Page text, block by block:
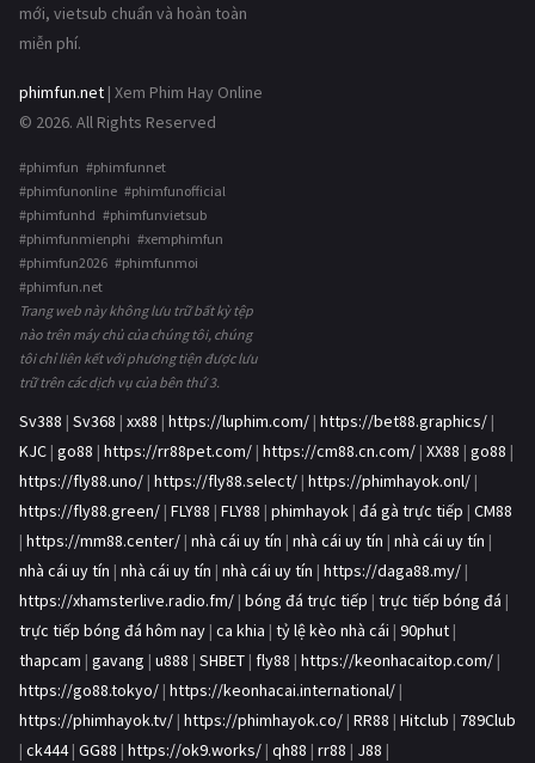
mới, vietsub chuẩn và hoàn toàn
miễn phí.
phimfun.net | Xem Phim Hay Online
© 2026. All Rights Reserved
#phimfun #phimfunnet
#phimfunonline #phimfunofficial
#phimfunhd #phimfunvietsub
#phimfunmienphi #xemphimfun
#phimfun2026 #phimfunmoi
#phimfun.net
Trang web này không lưu trữ bất kỳ tệp
nào trên máy chủ của chúng tôi, chúng
tôi chỉ liên kết với phương tiện được lưu
trữ trên các dịch vụ của bên thứ 3.
Sv388 | Sv368 | xx88 | https://luphim.com/ | https://bet88.graphics/ |
KJC | go88 | https://rr88pet.com/ | https://cm88.cn.com/ | XX88 | go88 |
https://fly88.uno/ | https://fly88.select/ | https://phimhayok.onl/ |
https://fly88.green/ | FLY88 | FLY88 | phimhayok | đá gà trực tiếp | CM88
| https://mm88.center/ | nhà cái uy tín | nhà cái uy tín | nhà cái uy tín |
nhà cái uy tín | nhà cái uy tín | nhà cái uy tín | https://daga88.my/ |
https://xhamsterlive.radio.fm/ | bóng đá trực tiếp | trực tiếp bóng đá |
trực tiếp bóng đá hôm nay | ca khia | tỷ lệ kèo nhà cái | 90phut |
thapcam | gavang | u888 | SHBET | fly88 | https://keonhacaitop.com/ |
https://go88.tokyo/ | https://keonhacai.international/ |
https://phimhayok.tv/ | https://phimhayok.co/ | RR88 | Hitclub | 789Club
| ck444| GG88 | https://ok9.works/ | qh88 | rr88 | J88 |